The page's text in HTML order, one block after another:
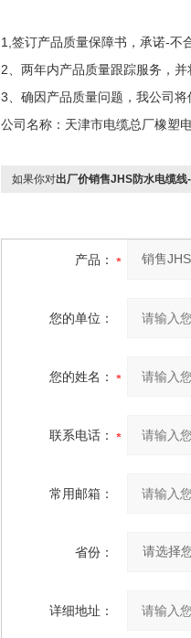
1,签订产品质量保障书，承诺-不
2、两年内产品质量跟踪服务，
3、确因产品质量问题，我公司
公司名称：天津市电缆总厂橡塑
如果你对出厂价销售JHS防水电缆线
产品：
您的单位：
您的姓名：
联系电话：
常用邮箱：
省份：
详细地址：